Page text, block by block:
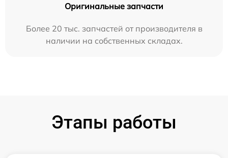
Оригинальные запчасти
Более 20 тыс. запчастей от производителя в
наличии на собственных складах.
Этапы работы